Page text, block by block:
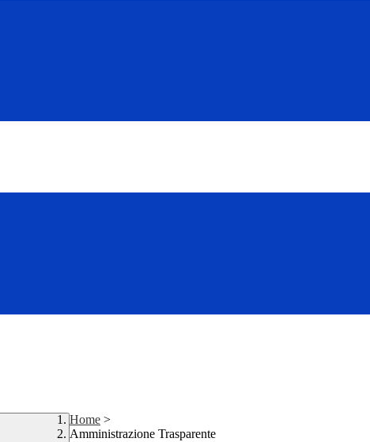
Home >
Amministrazione Trasparente